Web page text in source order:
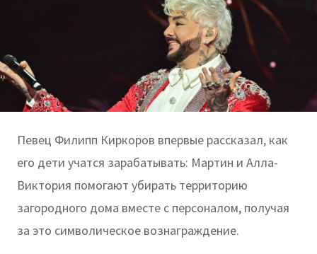
Певец Филипп Киркоров впервые рассказал, как
его дети учатся зарабатывать: Мартин и Алла-
Виктория помогают убирать территорию
загородного дома вместе с персоналом, получая
за это символическое вознаграждение.